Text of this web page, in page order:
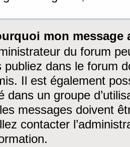
mon message
du forum
publiez dans le forum
Il est également
dans un groupe
messages doivent
contacter